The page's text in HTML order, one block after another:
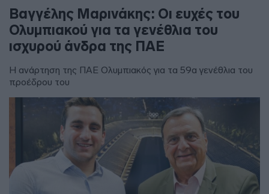
Βαγγέλης Μαρινάκης: Οι ευχές του
Ολυμπιακού για τα γενέθλια του
ισχυρού άνδρα της ΠΑΕ
Η ανάρτηση της ΠΑΕ Ολυμπιακός για τα 59α γενέθλια του
προέδρου του